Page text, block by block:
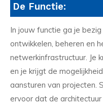
De Functie:
In jouw functie ga je
ontwikkelen, beheren en
netwerkinfrastructuur. Je
en je krijgt de
aansturen van projecten.
ervoor dat de